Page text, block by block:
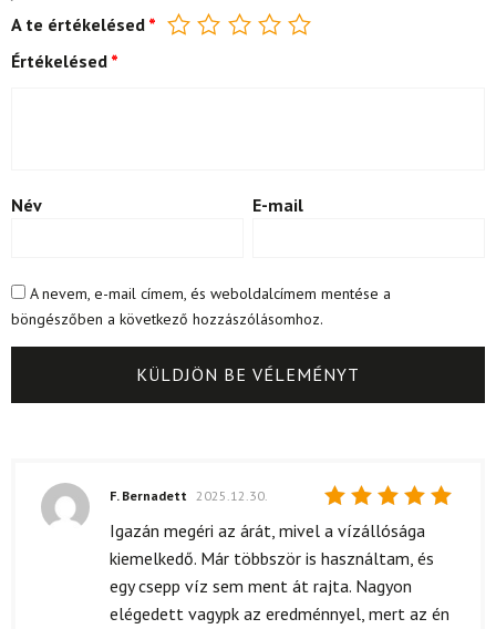
A te értékelésed *
Értékelésed *
Név E-mail
A nevem, e-mail címem, és weboldalcímem mentése a
böngészőben a következő hozzászólásomhoz.
Értékelés:
F. Bernadett 2025.12.30.
Igazán megéri az árát, mivel a vízállósága
kiemelkedő. Már többször is használtam, és
egy csepp víz sem ment át rajta. Nagyon
elégedett vagypk az eredménnyel, mert az én